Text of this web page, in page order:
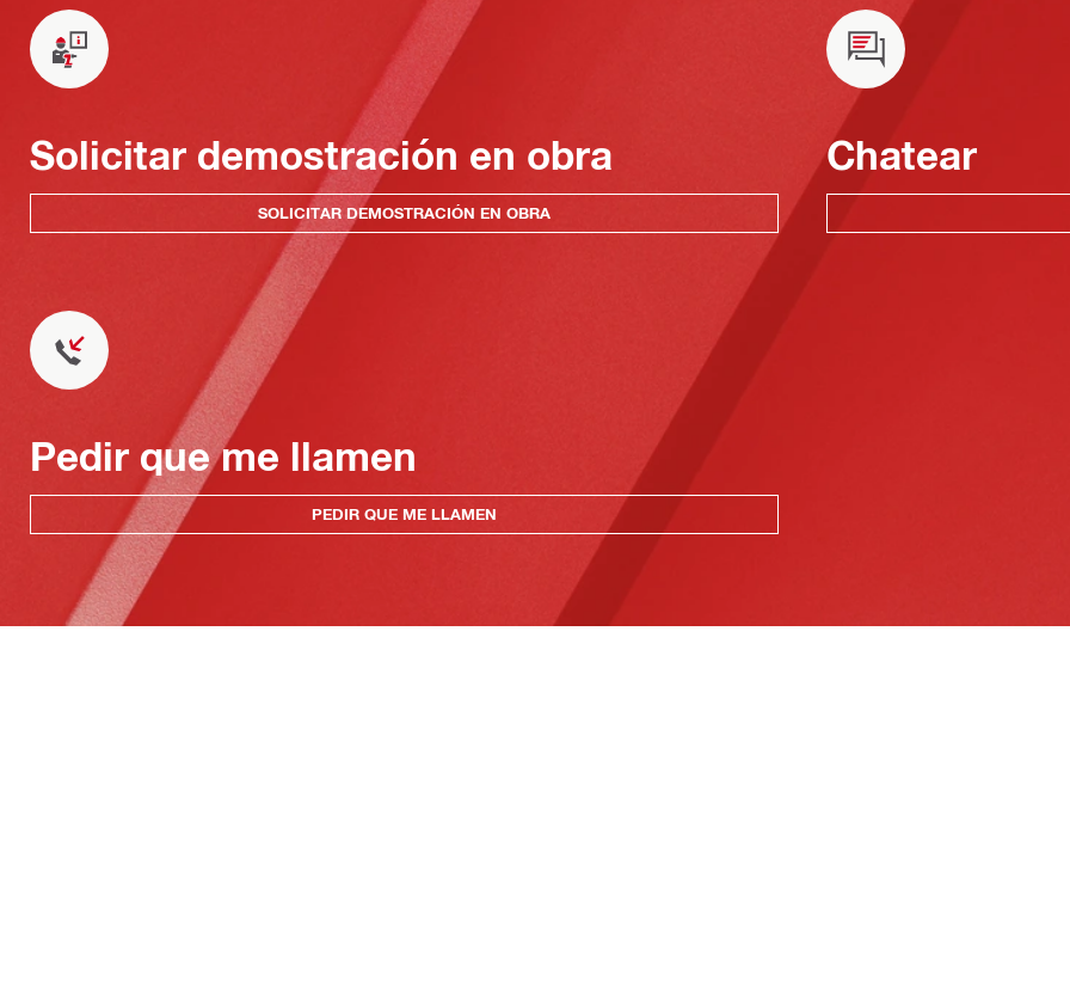
Solicitar demostración en obra
SOLICITAR DEMOSTRACIÓN EN OBRA
Chatear
Pedir que me llamen
PEDIR QUE ME LLAMEN